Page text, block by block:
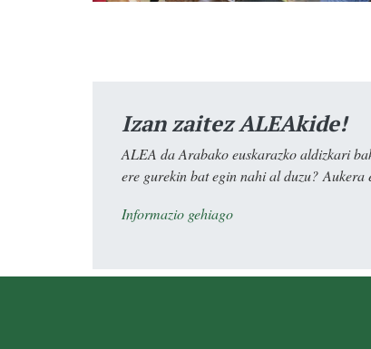
Izan zaitez ALEAkide!
ALEA da Arabako euskarazko aldizkari
ere gurekin bat egin nahi al duzu?
Informazio gehiago